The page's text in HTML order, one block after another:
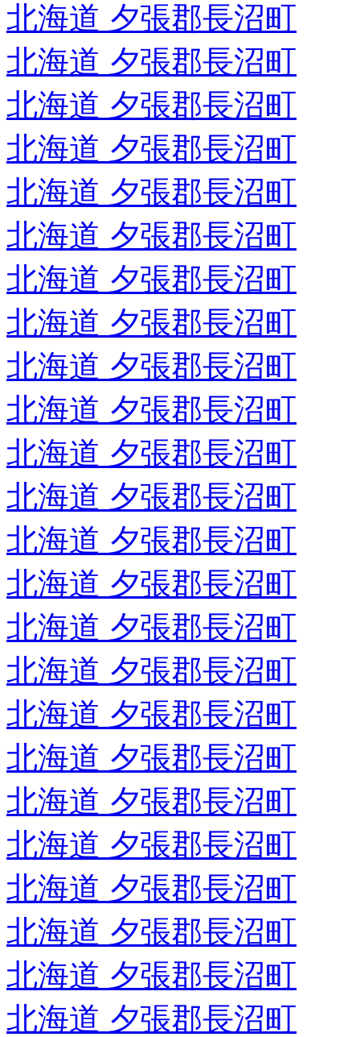
北海道 夕張郡長沼町
北海道 夕張郡長沼町
北海道 夕張郡長沼町
北海道 夕張郡長沼町
北海道 夕張郡長沼町
北海道 夕張郡長沼町
北海道 夕張郡長沼町
北海道 夕張郡長沼町
北海道 夕張郡長沼町
北海道 夕張郡長沼町
北海道 夕張郡長沼町
北海道 夕張郡長沼町
北海道 夕張郡長沼町
北海道 夕張郡長沼町
北海道 夕張郡長沼町
北海道 夕張郡長沼町
北海道 夕張郡長沼町
北海道 夕張郡長沼町
北海道 夕張郡長沼町
北海道 夕張郡長沼町
北海道 夕張郡長沼町
北海道 夕張郡長沼町
北海道 夕張郡長沼町
北海道 夕張郡長沼町